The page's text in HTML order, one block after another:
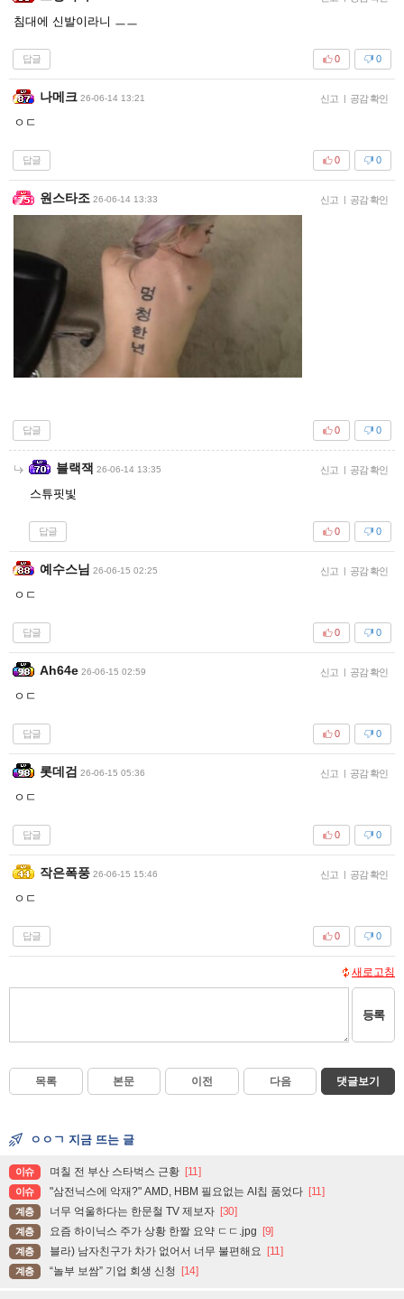
침대에 신발이라니 ㅡㅡ
답글 0
0
나메크 26-06-14 13:21 신고 | 공감 확인
ㅇㄷ
답글 0
0
원스타조 26-06-14 13:33 신고 | 공감 확인
답글 0
0
블랙잭 26-06-14 13:35 신고 | 공감 확인
스튜핏빛
답글 0
0
예수스님 26-06-15 02:25 신고 | 공감 확인
ㅇㄷ
답글 0
0
Ah64e 26-06-15 02:59 신고 | 공감 확인
ㅇㄷ
답글 0
0
롯데검 26-06-15 05:36 신고 | 공감 확인
ㅇㄷ
답글 0
0
작은폭풍 26-06-15 15:46 신고 | 공감 확인
ㅇㄷ
답글 0
0
새로고침
등록
목록 본문 이전 다음 댓글보기
ㅇㅇㄱ 지금 뜨는 글
이슈 며칠 전 부산 스타벅스 근황 [11]
이슈 "삼전닉스에 악재?" AMD, HBM 필요없는 AI칩 품었다 [11]
계층 너무 억울하다는 한문철 TV 제보자 [30]
계층 요즘 하이닉스 주가 상황 한짤 요약 ㄷㄷ.jpg [9]
계층 블라) 남자친구가 차가 없어서 너무 불편해요 [11]
계층 “놀부 보쌈” 기업 회생 신청 [14]